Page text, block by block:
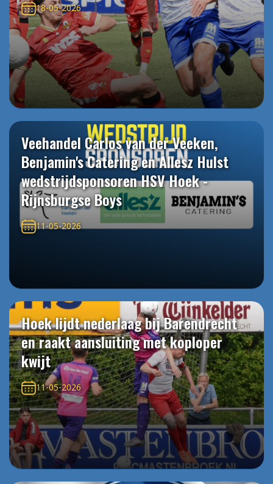
18-05-2026
Veehandel Carlos van der Veeken,
Benjamin's Catering en Allesz Hulst
wedstrijdsponsoren HSV Hoek -
Rijnsburgse Boys
11-05-2026
Hoek lijdt nederlaag bij Barendrecht
en raakt aansluiting met koploper
kwijt
11-05-2026